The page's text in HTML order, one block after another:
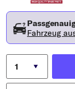
Fahrzeug